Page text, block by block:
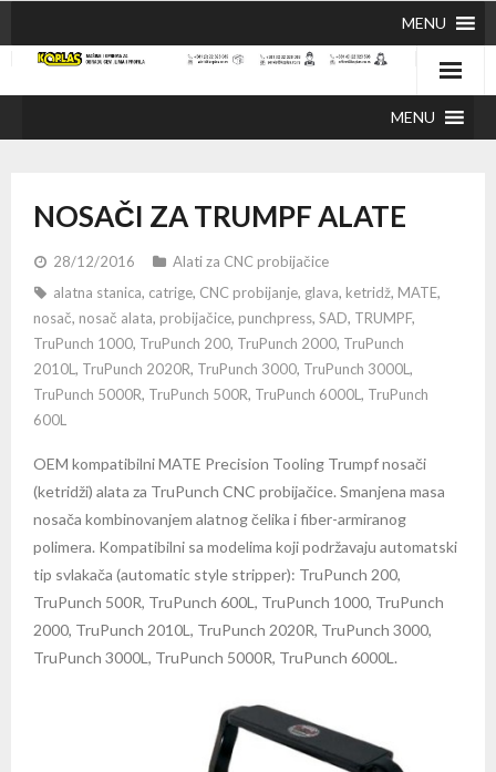
MENU
MENU
NOSAČI ZA TRUMPF ALATE
28/12/2016
Alati za CNC probijačice
alatna stanica, catrige, CNC probijanje, glava, ketridž, MATE,
nosač, nosač alata, probijačice, punchpress, SAD, TRUMPF,
TruPunch 1000, TruPunch 200, TruPunch 2000, TruPunch
2010L , TruPunch 2020R, TruPunch 3000, TruPunch 3000L ,
TruPunch 5000R, TruPunch 500R, TruPunch 6000L , TruPunch
600L
OEM kompatibilni MATE Precision Tooling Trumpf nosači
(ketridži) alata za TruPunch CNC probijačice. Smanjena masa
nosača kombinovanjem alatnog čelika i fiber-armiranog
polimera. Kompatibilni sa modelima koji podržavaju automatski
tip svlakača (automatic style stripper): TruPunch 200,
TruPunch 500R, TruPunch 600L, TruPunch 1000, TruPunch
2000, TruPunch 2010L, TruPunch 2020R, TruPunch 3000,
TruPunch 3000L, TruPunch 5000R, TruPunch 6000L.